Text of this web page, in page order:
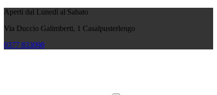
Aperti dal Lunedì al Sabato
Via Duccio Galimberti, 1 Casalpusterlengo
0377 833098